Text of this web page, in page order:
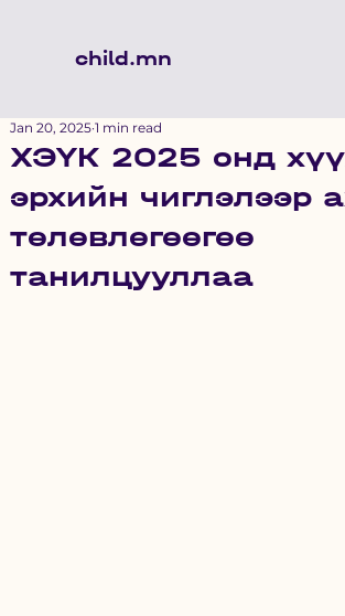
child.mn
ХЭҮК 2025 онд
эрхийн чиглэлээр
төлөвлөгөөгөө
танилцууллаа
Jan 20, 2025 1 min read